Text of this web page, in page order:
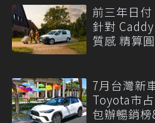
前三年日
針對
質感 精算
7月台灣新
Toyota市
包辦暢銷榜